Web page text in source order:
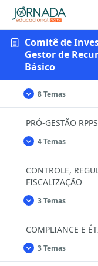
Comitê de
Gestor de
Básico
DE
PREVIDÊNCIA
GESTÃO ATUARIAL
Expandir
GESTÃO
ATUARIAL
GESTÃO DOS
Expandir
GESTÃO
DOS
dos
8 Temas
PRÓ-GESTÃO RPPS
Expandir
PRÓ-
GESTÃO
4 Temas
CONTROLE,
FISCALIZAÇÃO
Expandir
CONTROLE,
REGULAÇÃO,
E
3 Temas
COMPLIANCE E
Expandir
COMPLIANCE
E
3 Temas